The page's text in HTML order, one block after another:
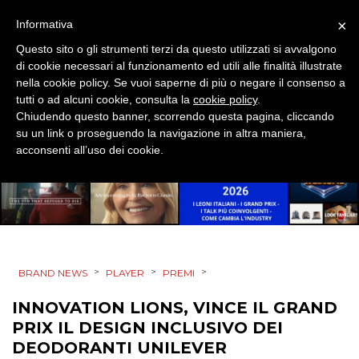
BRAND NEWS > PLAYER > PREMI >
INNOVATION LIONS, VINCE IL GRAND
PRIX IL DESIGN INCLUSIVO DEI
DEODORANTI UNILEVER
×
Informativa
Questo sito o gli strumenti terzi da questo utilizzati si avvalgono
di cookie necessari al funzionamento ed utili alle finalità illustrate
nella cookie policy. Se vuoi saperne di più o negare il consenso a
tutti o ad alcuni cookie, consulta la cookie policy.
Chiudendo questo banner, scorrendo questa pagina, cliccando
su un link o proseguendo la navigazione in altra maniera,
acconsenti all’uso dei cookie.